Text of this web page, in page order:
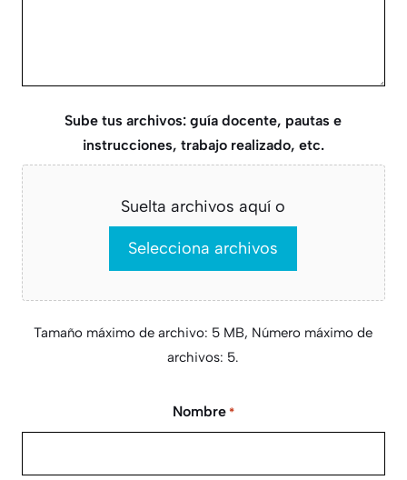
Sube tus archivos: guía docente, pautas e
instrucciones, trabajo realizado, etc.
Suelta archivos aquí o
Selecciona archivos
Tamaño máximo de archivo: 5 MB, Número máximo de
archivos: 5.
Nombre *